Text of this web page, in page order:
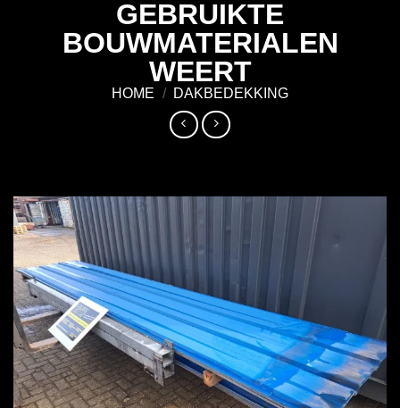
GEBRUIKTE
BOUWMATERIALEN
WEERT
HOME / DAKBEDEKKING